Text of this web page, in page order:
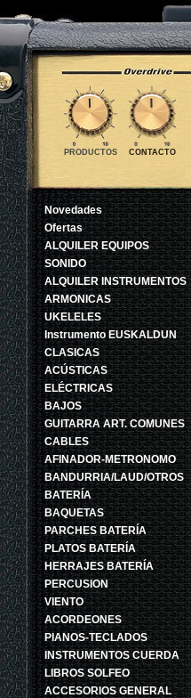
PRODUCTOS CONTACTO
Novedades
Ofertas
ALQUILER EQUIPOS
SONIDO
ALQUILER INSTRUMENTOS
ARMONICAS
UKELELES
Instrumento EUSKALDUN
CLASICAS
ACÚSTICAS
ELÉCTRICAS
BAJOS
GUITARRA ART. COMUNES
CABLES
AFINADOR-METRONOMO
BANDURRIA/LAUD/OTROS
BATERÍA
BAQUETAS
PARCHES BATERÍA
PLATOS BATERÍA
HERRAJES BATERÍA
PERCUSION
VIENTO
ACORDEONES
PIANOS-TECLADOS
INSTRUMENTOS CUERDA
LIBROS SOLFEO
ACCESORIOS GENERAL